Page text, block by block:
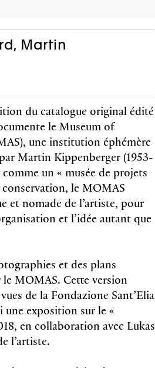
Bovier, Elisabeth
Pamela Lee
Hsu
avec Verlag der Buchhandlung
184 pages
30.5 cm, hardcover
Z
Collet, Sophie
Martin
du catalogue original édité
le Museum of
une institution éphémère
Martin Kippenberger (1953-
un « musée de projets
le MOMAS
et nomade de l’artiste, pour
et l’idée autant que
et des plans
MOMAS. Cette version
de la Fondazione Sant’Elia
une exposition sur le «
en collaboration avec Lukas
l’artiste.